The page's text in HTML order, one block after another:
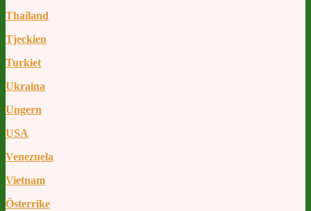
Thailand
Tjeckien
Turkiet
Ukraina
Ungern
USA
Venezuela
Vietnam
Österrike